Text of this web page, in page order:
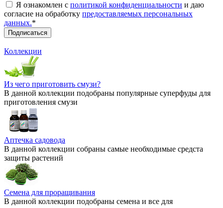
Я ознакомлен с политикой конфиденциальности и даю
согласие на обработку предоставляемых персональных
данных.*
Коллекции
Из чего приготовить смузи?
В данной коллекции подобраны популярные суперфуды для
приготовления смузи
Аптечка садовода
В данной коллекции собраны самые необходимые средста
защиты растений
Семена для проращивания
В данной коллекции подобраны семена и все для